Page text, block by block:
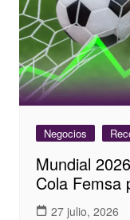
Negocios
Mundial
Cola Femsa
27 julio, 2026